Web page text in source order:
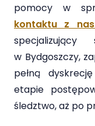
pomocy w
kontaktu z
w Bydgoszczy,
pełną
etapie
śledztwo, aż po